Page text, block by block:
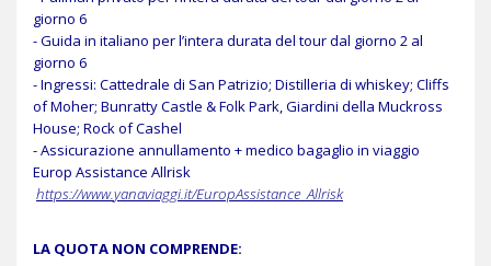
giorno 6
- Guida in italiano per l’intera durata del tour dal giorno 2 al
giorno 6
- Ingressi: Cattedrale di San Patrizio; Distilleria di whiskey; Cliffs
of Moher; Bunratty Castle & Folk Park, Giardini della Muckross
House; Rock of Cashel
- Assicurazione annullamento + medico bagaglio in viaggio
Europ Assistance Allrisk
https://www.yanaviaggi.it/EuropAssistance_Allrisk
LA QUOTA NON COMPRENDE: